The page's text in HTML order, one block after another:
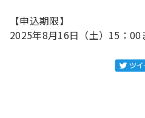
【申込期限】
2025年8月16日（土）15：00